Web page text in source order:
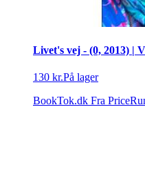
Livet's vej - (0, 2013) |
130 kr.På lager
BookTok.dk Fra